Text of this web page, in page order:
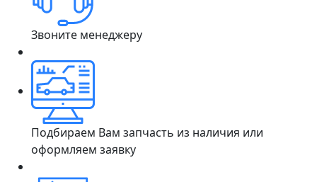
Звоните менеджеру
Подбираем Вам запчасть из наличия или
оформляем заявку